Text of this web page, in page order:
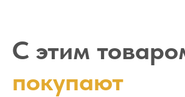
С этим
покупают